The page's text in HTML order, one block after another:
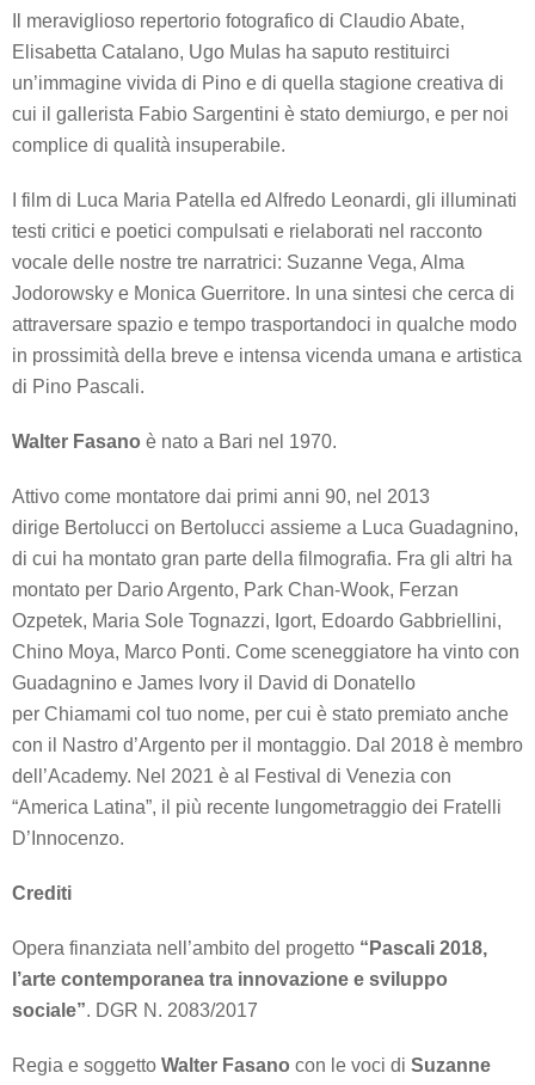
Il meraviglioso repertorio fotografico di Claudio Abate,
Elisabetta Catalano, Ugo Mulas ha saputo restituirci
un’immagine vivida di Pino e di quella stagione creativa di
cui il gallerista Fabio Sargentini è stato demiurgo, e per noi
complice di qualità insuperabile.
I film di Luca Maria Patella ed Alfredo Leonardi, gli illuminati
testi critici e poetici compulsati e rielaborati nel racconto
vocale delle nostre tre narratrici: Suzanne Vega, Alma
Jodorowsky e Monica Guerritore. In una sintesi che cerca di
attraversare spazio e tempo trasportandoci in qualche modo
in prossimità della breve e intensa vicenda umana e artistica
di Pino Pascali.
Walter Fasano è nato a Bari nel 1970.
Attivo come montatore dai primi anni 90, nel 2013
dirige Bertolucci on Bertolucci assieme a Luca Guadagnino,
di cui ha montato gran parte della filmografia. Fra gli altri ha
montato per Dario Argento, Park Chan-Wook, Ferzan
Ozpetek, Maria Sole Tognazzi, Igort, Edoardo Gabbriellini,
Chino Moya, Marco Ponti. Come sceneggiatore ha vinto con
Guadagnino e James Ivory il David di Donatello
per Chiamami col tuo nome, per cui è stato premiato anche
con il Nastro d’Argento per il montaggio. Dal 2018 è membro
dell’Academy. Nel 2021 è al Festival di Venezia con
“America Latina”, il più recente lungometraggio dei Fratelli
D’Innocenzo.
Crediti
Opera finanziata nell’ambito del progetto “Pascali 2018,
l’arte contemporanea tra innovazione e sviluppo
sociale”. DGR N. 2083/2017
Regia e soggetto Walter Fasano con le voci di Suzanne